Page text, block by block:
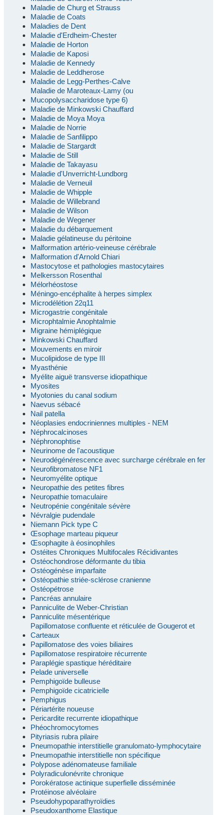
Maladie de Churg et Strauss
Maladie de Coats
Maladies de Dent
Maladie d'Erdheim-Chester
Maladie de Horton
Maladie de Kaposi
Maladie de Kennedy
Maladie de Leddherose
Maladie de Legg-Perthes-Calve
Maladie de Maroteaux-Lamy (ou
Mucopolysaccharidose type 6)
Maladie de Minkowski Chauffard
Maladie de Moya Moya
Maladie de Norrie
Maladie de Sanfilippo
Maladie de Stargardt
Maladie de Still
Maladie de Takayasu
Maladie d'Unverricht-Lundborg
Maladie de Verneuil
Maladie de Whipple
Maladie de Willebrand
Maladie de Wilson
Maladie de Wegener
Maladie du débarquement
Maladie gélatineuse du péritoine
Malformation artério-veineuse cérébrale
Malformation d'Arnold Chiari
Mastocytose et pathologies mastocytaires
Melkersson Rosenthal
Mélorhéostose
Méningo-encéphalite à herpes simplex
Microdélétion 22q11
Microgastrie congénitale
Microphtalmie Anophtalmie
Migraine hémiplégique
Minkowski Chauffard
Mouvements en miroir
Mucolipidose de type III
Myasthénie
Myélite aiguë transverse idiopathique
Myosites
Myotonies du canal sodium
Naevus sébacé
Nail patella
Néoplasies endocriniennes multiples - NEM
Néphrocalcinoses
Néphronophtise
Neurinome de l'acoustique
Neurodégénérescence avec surcharge cérébrale en fer
Neurofibromatose NF1
Neuromyélite optique
Neuropathie des petites fibres
Neuropathie tomaculaire
Neutropénie congénitale sévère
Névralgie pudendale
Niemann Pick type C
Œsophage marteau piqueur
Œsophagite à éosinophiles
Ostéites Chroniques Multifocales Récidivantes
Ostéochondrose déformante du tibia
Ostéogénèse imparfaite
Ostéopathie striée-sclérose cranienne
Ostéopétrose
Pancréas annulaire
Panniculite de Weber-Christian
Panniculite mésentérique
Papillomatose confluente et réticulée de Gougerot et
Carteaux
Papillomatose des voies biliaires
Papillomatose respiratoire récurrente
Paraplégie spastique héréditaire
Pelade universelle
Pemphigoïde bulleuse
Pemphigoïde cicatricielle
Pemphigus
Périartérite noueuse
Pericardite recurrente idiopathique
Phéochromocytomes
Pityriasis rubra pilaire
Pneumopathie interstitielle granulomato-lymphocytaire
Pneumopathie interstitielle non spécifique
Polypose adénomateuse familiale
Polyradiculonévrite chronique
Porokératose actinique superfielle disséminée
Protéinose alvéolaire
Pseudohypoparathyroïdies
Pseudoxanthome Elastique